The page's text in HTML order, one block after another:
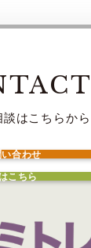
はこちらから
合わせ
こちら